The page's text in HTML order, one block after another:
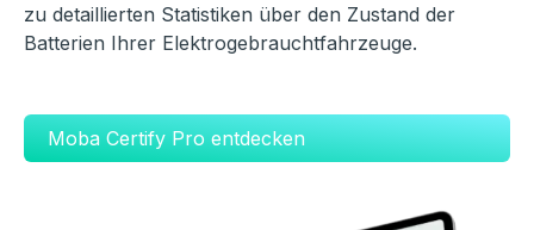
zu detaillierten Statistiken über den Zustand der
Batterien Ihrer Elektrogebrauchtfahrzeuge.
Moba Certify Pro entdecken